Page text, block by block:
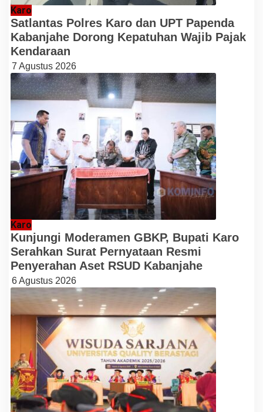
Karo
Satlantas Polres Karo dan UPT Papenda
Kabanjahe Dorong Kepatuhan Wajib Pajak
Kendaraan
7 Agustus 2026
Karo
Kunjungi Moderamen GBKP, Bupati Karo
Serahkan Surat Pernyataan Resmi
Penyerahan Aset RSUD Kabanjahe
6 Agustus 2026